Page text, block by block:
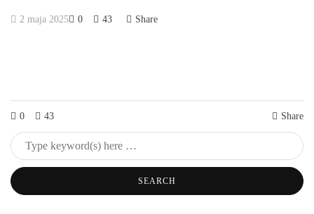
2 maja 2025 0 43 Share
0 43 Share